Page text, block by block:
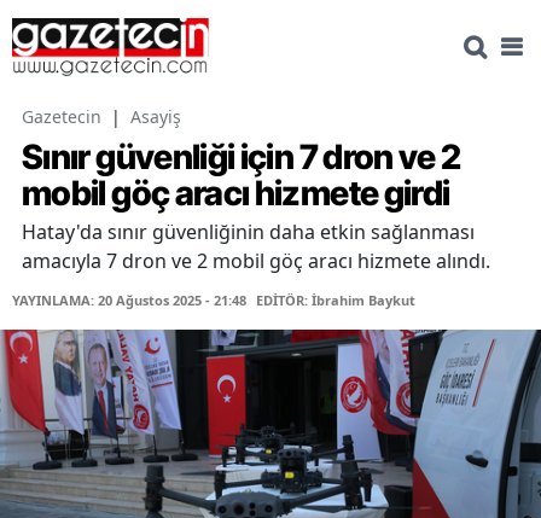
Gazetecin | Asayiş
Sınır güvenliği için 7 dron ve 2
mobil göç aracı hizmete girdi
Hatay'da sınır güvenliğinin daha etkin sağlanması
amacıyla 7 dron ve 2 mobil göç aracı hizmete alındı.
YAYINLAMA: 20 Ağustos 2025 - 21:48 EDİTÖR: İbrahim Baykut